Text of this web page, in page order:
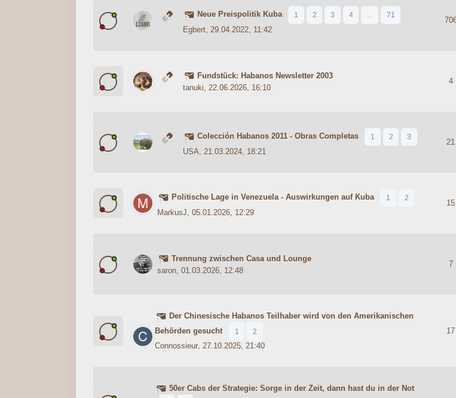
Neue Preispolitik Kuba 1 2 3 4 71
Egbert , 29.04.2022, 11:42
0 Bewertung(en) - 0 von 5 durchschnittlich
1
Fundstück: Habanos Newsletter 2003
tanuki , 22.06.2026, 16:10
4
0 Bewertung(en) - 0 von 5 durchschnittlich
1 2345
Colección Habanos 2011 - Obras Completas 1 2 3
USA , 21.03.2024, 18:21
21
0 Bewertung(en) - 0 von 5 durchschnittlich
Politische Lage in Venezuela - Auswirkungen auf Kuba 1 2
MarkusJ , 05.01.2026, 12:29
15
0 Bewertung(en) - 0 von 5 durchschnittlich
Trennung zwischen Casa und Lounge
saron , 01.03.2026, 12:48
7
0 Bewertung(en) - 0 von 5 durchschnittlich
12345
Der Chinesische Habanos Teilhaber wird von den Amerikanischen
Behörden gesucht
1 2
Connossieur, 27.10.2025, 21:40
17
0 Bewertung(en) - 0 von 5 durchschnittlich
4
50er Cabs der Strategie: Sorge in der Zeit, dann hast du in der Not